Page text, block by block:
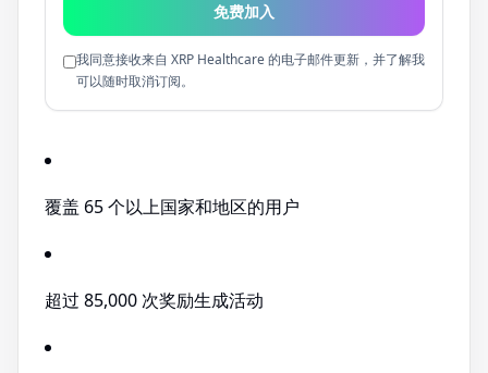
免费加入
我同意接收来自 XRP Healthcare 的电子邮件更新，并了解我
可以随时取消订阅。
覆盖 65 个以上国家和地区的用户
超过 85,000 次奖励生成活动